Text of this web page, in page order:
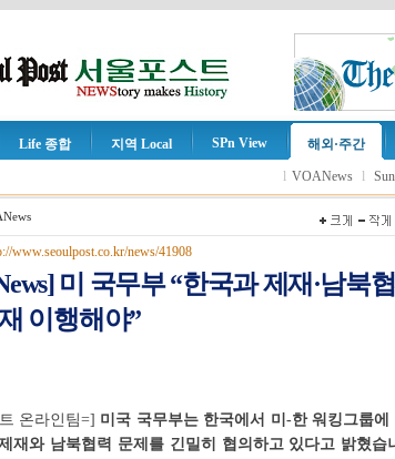
Life 종합 지역 Local SPn View 해외·주간
l VOANews l
www.seoulpost.co.kr/news/41908
미 국무부 “한국과 제재·남북
이행해야”
온라인팀=] 미국 국무부는 한국에서 미-한 워킹그룹
재와 남북협력 문제를 긴밀히 협의하고 있다고 밝혔